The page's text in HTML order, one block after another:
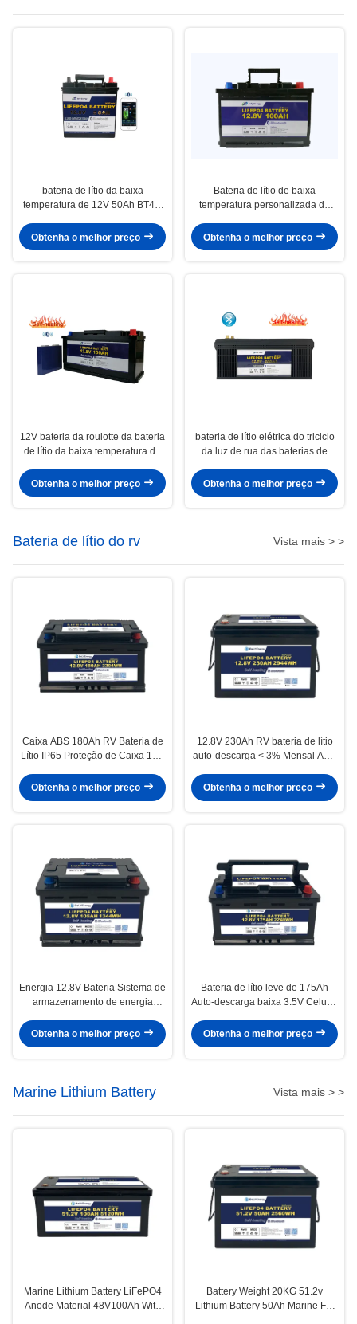
bateria de lítio da baixa
temperatura de 12V 50Ah BT4.0
Obtenha o melhor preço
Bateria de lítio de baixa
temperatura personalizada de
Obtenha o melhor preço
12V bateria da roulotte da bateria
de lítio da baixa temperatura de
Obtenha o melhor preço
bateria de lítio elétrica do triciclo
da luz de rua das baterias de
Obtenha o melhor preço
Bateria de lítio do rv Vista mais > >
Caixa ABS 180Ah RV Bateria de
Lítio IP65 Proteção de Caixa 10V
Obtenha o melhor preço
12.8V 230Ah RV bateria de lítio
auto-descarga < 3% Mensal ABS
Obtenha o melhor preço
Energia 12.8V Bateria Sistema de
armazenamento de energia
de descarga
Obtenha o melhor preço
Bateria de lítio leve de 175Ah
Auto-descarga baixa 3.5V Celular
Obtenha o melhor preço
Marine Lithium Battery Vista mais > >
Marine Lithium Battery LiFePO4
Anode Material 48V100Ah With
Battery Weight 20KG 51.2v
Lithium Battery 50Ah Marine For